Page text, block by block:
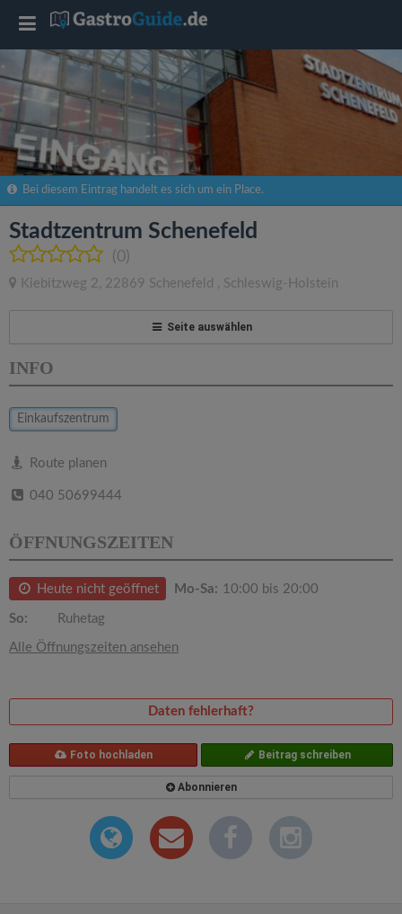
Bei diesem Eintrag handelt es sich um ein Place.
Stadtzentrum Schenefeld
(0)
Kiebitzweg 2, 22869 Schenefeld , Schleswig-Holstein
Seite auswählen
INFO
Einkaufszentrum
Route planen
040 50699444
ÖFFNUNGSZEITEN
Heute nicht geöffnet Mo-Sa: 10:00 bis 20:00
So: Ruhetag
Alle Öffnungszeiten ansehen
Daten fehlerhaft?
Foto hochladen Beitrag schreiben
Abonnieren
T
g
e
g
a
t
i